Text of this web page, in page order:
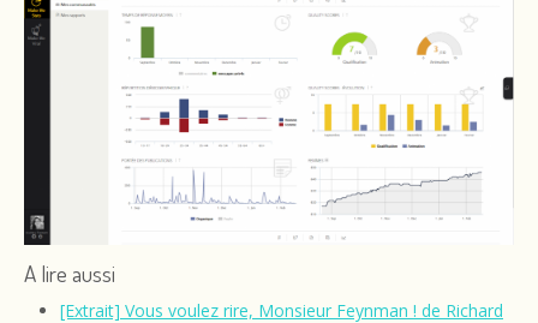
A lire aussi
[Extrait] Vous voulez rire, Monsieur Feynman ! de Richard